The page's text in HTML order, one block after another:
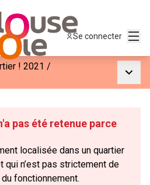
Se connecter
! 2021 /
pas été retenue parce
localisée dans un quartier
qui n’est pas strictement de
fonctionnement.